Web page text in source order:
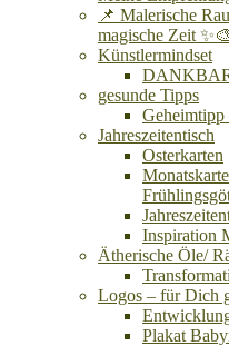
📌 Malerische
magische Zeit ✨🎨
Künstlermindset
gesunde Tipps
Geheimtipp
Jahreszeitentisch
Osterkarten
Inspiration
Ätherische Öle/
Logos – für Dich
Plakat